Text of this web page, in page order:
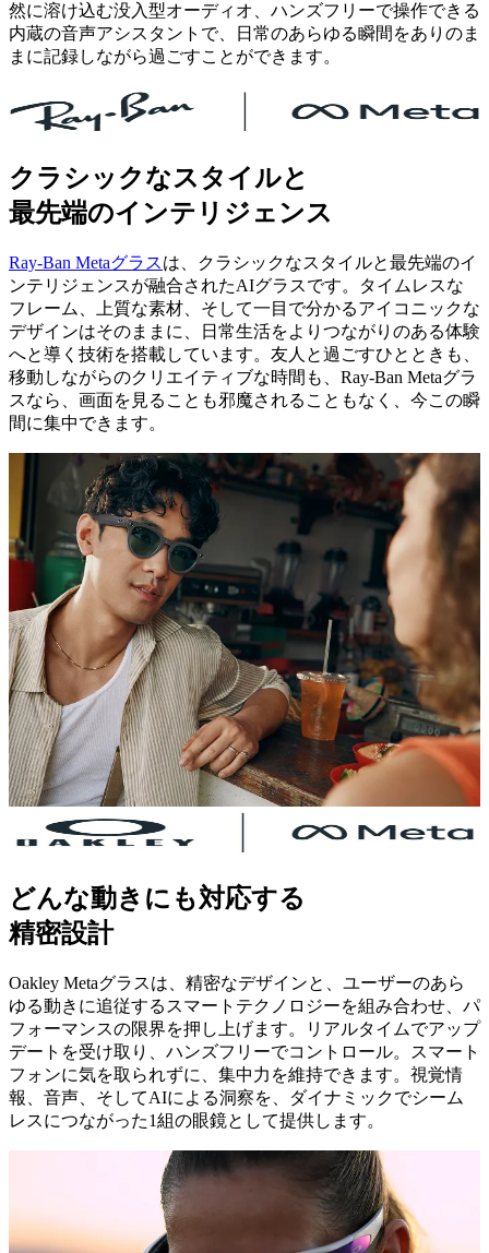
然に溶け込む没入型オーディオ、ハンズフリーで操作できる
内蔵の音声アシスタントで、日常のあらゆる瞬間をありのま
まに記録しながら過ごすことができます。
クラシックなスタイルと
最先端のインテリジェンス
Ray-Ban Metaグラスは、クラシックなスタイルと最先端のイ
ンテリジェンスが融合されたAIグラスです。タイムレスな
フレーム、上質な素材、そして一目で分かるアイコニックな
デザインはそのままに、日常生活をよりつながりのある体験
へと導く技術を搭載しています。友人と過ごすひとときも、
移動しながらのクリエイティブな時間も、Ray-Ban Metaグラ
スなら、画面を見ることも邪魔されることもなく、今この瞬
間に集中できます。
どんな動きにも対応する
精密設計
Oakley Metaグラスは、精密なデザインと、ユーザーのあら
ゆる動きに追従するスマートテクノロジーを組み合わせ、パ
フォーマンスの限界を押し上げます。リアルタイムでアップ
デートを受け取り、ハンズフリーでコントロール。スマート
フォンに気を取られずに、集中力を維持できます。視覚情
報、音声、そしてAIによる洞察を、ダイナミックでシーム
レスにつながった1組の眼鏡として提供します。